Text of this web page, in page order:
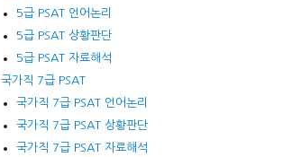
5급 PSAT 언어논리
5급 PSAT 상황판단
5급 PSAT 자료해석
국가직 7급 PSAT
국가직 7급 PSAT 언어논리
국가직 7급 PSAT 상황판단
국가직 7급 PSAT 자료해석